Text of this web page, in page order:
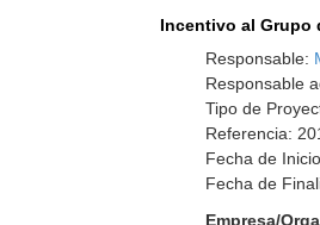
Incentivo al Grupo
Responsable:
Responsable
Tipo de
Referencia:
Fecha de
Fecha de
Empresa/